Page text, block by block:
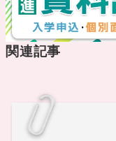
関連記事